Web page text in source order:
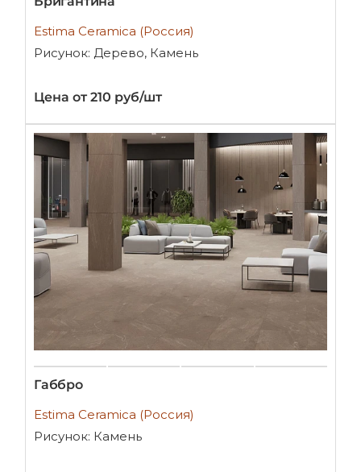
Estima Ceramica (Россия)
Рисунок: Дерево, Камень
Цена от 210 руб/шт
Габбро
Estima Ceramica (Россия)
Рисунок: Камень